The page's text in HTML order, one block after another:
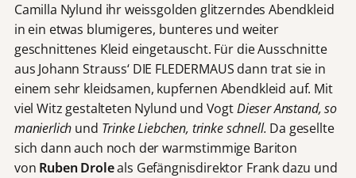
Camilla Nylund ihr weissgolden glitzerndes Abendkleid
in ein etwas blumigeres, bunteres und weiter
geschnittenes Kleid eingetauscht. Für die Ausschnitte
aus Johann Strauss‘ DIE FLEDERMAUS dann trat sie in
einem sehr kleidsamen, kupfernen Abendkleid auf. Mit
viel Witz gestalteten Nylund und VogtDieser Anstand, so
manierlich und Trinke Liebchen, trinke schnell. Da gesellte
sich dann auch noch der warmstimmige Bariton
von Ruben Droleals Gefängnisdirektor Frank dazu und